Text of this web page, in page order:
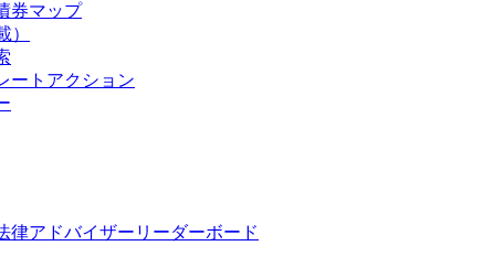
券マップ
）
ートアクション
律アドバイザーリーダーボード